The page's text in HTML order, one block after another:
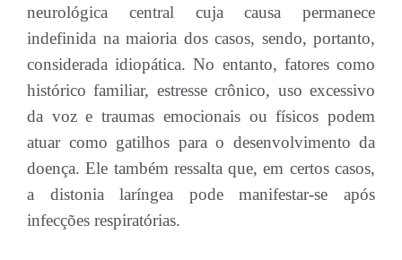
neurológica central cuja causa permanece
indefinida na maioria dos casos, sendo, portanto,
considerada idiopática. No entanto, fatores como
histórico familiar, estresse crônico, uso excessivo
da voz e traumas emocionais ou físicos podem
atuar como gatilhos para o desenvolvimento da
doença. Ele também ressalta que, em certos casos,
a distonia laríngea pode manifestar-se após
infecções respiratórias.